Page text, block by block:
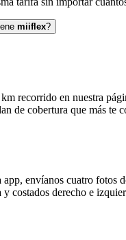
miiflex?
recorrido en nuestra
de cobertura que más te
app, envíanos cuatro fotos
y costados derecho e